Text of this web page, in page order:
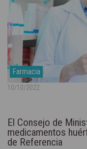
Farmacia
10/10/2022
El Consejo de
medicamentos
de Referencia